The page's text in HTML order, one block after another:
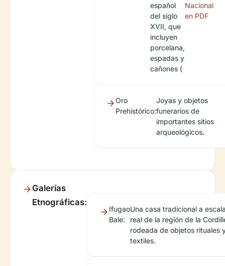
español
del siglo
XVII, que
incluyen
porcelana,
espadas y
cañones (
Nacional
en PDF
Oro
Prehistórico:
Joyas y objetos
funerarios de
importantes sitios
arqueológicos.
Galerías
Etnográficas:
Ifugao
Bale:
Una casa tradicional a
real de la región de la
rodeada de objetos rituales
textiles.